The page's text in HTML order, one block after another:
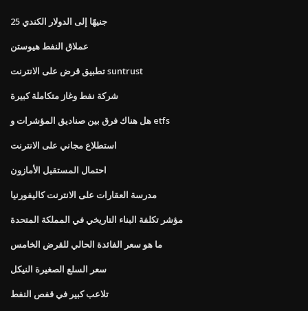
25 جنيهًا إلى الدولار الكندي
عملاق النفط هيوستن
تطبيق قرض على الانترنت suntrust
شركة نفط وغاز متكاملة كبيرة
هل هناك فرق بين صناديق المؤشرات و etfs
استطلاع مجاني على الانترنت
احتمال المستقبل الأمازون
مدرسة العقارات على الانترنت كاليفورنيا
مؤشر تكلفة البناء التاريخي في المملكة المتحدة
ما هو سعر الفائدة الحالي للقرض الخامس
سعر السلع الصغيرة النيكل
تلاعب كبير في قفص النفط